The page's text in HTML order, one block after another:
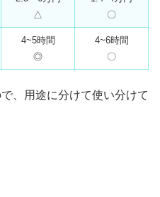
△
〇
4~5時間
◎
4~6時間
〇
、用途に分けて使い分けて